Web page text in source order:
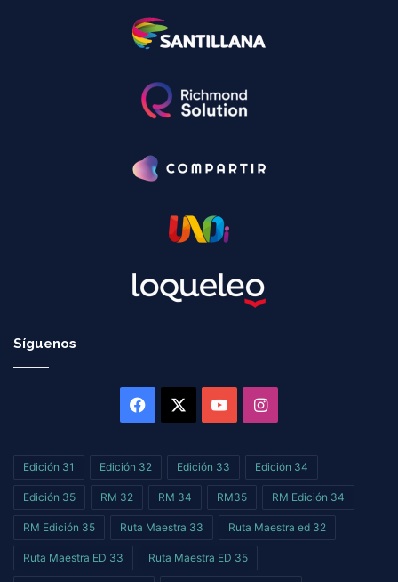
Síguenos
Facebook YouTubeInstagram
Edición 31 Edición 32 Edición 33 Edición 34
Edición 35 RM 32 RM 34 RM35 RM Edición 34
RM Edición 35 Ruta Maestra 33 Ruta Maestra ed 32
Ruta Maestra ED 33 Ruta Maestra ED 35